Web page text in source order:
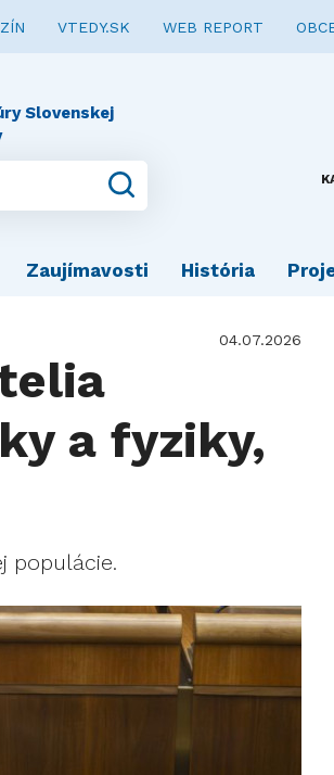
VTEDY.SK WEB REPORT
Slovenskej
Zaujímavosti História
04.07.2026
a fyziky,
populácie.